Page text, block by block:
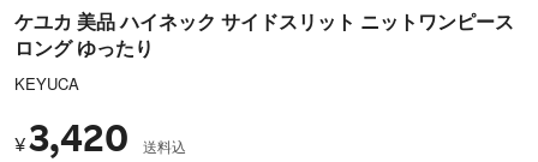
ケユカ 美品 ハイネック サイドスリット ニットワンピース
ロング ゆったり
KEYUCA
¥3,420 送料込